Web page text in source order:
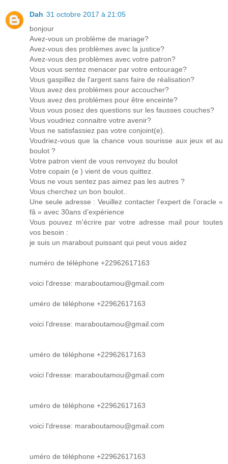
Dah 31 octobre 2017 à 21:05
bonjour
Avez-vous un problème de mariage?
Avez-vous des problèmes avec la justice?
Avez-vous des problèmes avec votre patron?
Vous vous sentez menacer par votre entourage?
Vous gaspillez de l'argent sans faire de réalisation?
Vous avez des problèmes pour accoucher?
Vous avez des problèmes pour être enceinte?
Vous vous posez des questions sur les fausses couches?
Vous voudriez connaitre votre avenir?
Vous ne satisfassiez pas votre conjoint(e).
Voudriez-vous que la chance vous sourisse aux jeux et au
boulot ?
Votre patron vient de vous renvoyez du boulot
Votre copain (e ) vient de vous quittez.
Vous ne vous sentez pas aimez pas les autres ?
Vous cherchez un bon boulot..
Une seule adresse : Veuillez contacter l’expert de l’oracle «
fâ » avec 30ans d’expérience
Vous pouvez m'écrire par votre adresse mail pour toutes
vos besoin :
je suis un marabout puissant qui peut vous aidez
numéro de téléphone +22962617163
voici l'dresse: maraboutamou@gmail.com
uméro de téléphone +22962617163
voici l'dresse: maraboutamou@gmail.com
uméro de téléphone +22962617163
voici l'dresse: maraboutamou@gmail.com
uméro de téléphone +22962617163
voici l'dresse: maraboutamou@gmail.com
uméro de téléphone +22962617163